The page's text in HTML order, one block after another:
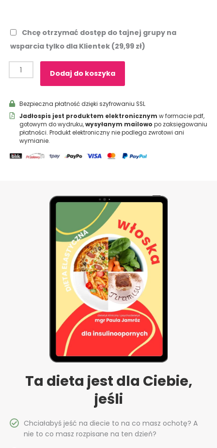
Chcę otrzymać dostęp do tajnej grupy na
wsparcia tylko dla Klientek (29,99 zł)
Dodaj do koszyka
Bezpieczna płatność dzięki szyfrowaniu SSL
Jadłospis jest produktem elektronicznym w formacie pdf,
gotowym do wydruku,wysyłanym mailowo po zaksięgowaniu
płatności. Produkt elektroniczny nie podlega zwrotowi ani
wymianie.
Ta dieta jest dla Ciebie,
jeśli
Chciałabyś jeść na diecie to na co masz ochotę? A
nie to co masz rozpisane na ten dzień?